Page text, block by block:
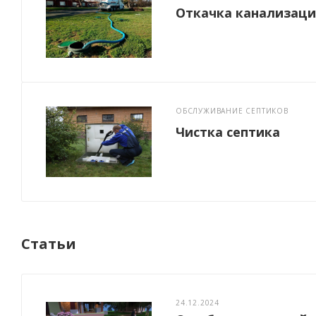
Откачка
ОБСЛУЖИВАНИЕ СЕПТИКОВ
Чистка септика
Статьи
24.12.2024